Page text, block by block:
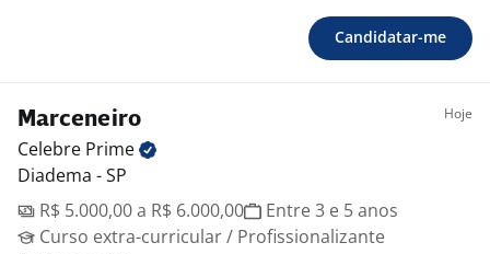
Candidatar-me
Marceneiro Hoje
Celebre Prime
Diadema - SP
R$ 5.000,00 a R$ 6.000,00
Entre 3 e 5 anos
Curso extra-curricular / Profissionalizante